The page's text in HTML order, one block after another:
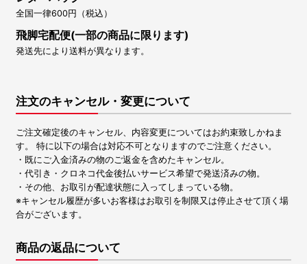
全国一律600円（税込）
飛脚宅配便(一部の商品に限ります)
発送先により送料が異なります。
注文のキャンセル・変更について
ご注文確定後のキャンセル、内容変更についてはお約束致しかねま
す。 特に以下の場合は対応不可となりますのでご注意ください。
・既にご入金済みの物のご返金を含めたキャンセル。
・代引き・クロネコ代金後払いサービス希望で発送済みの物。
・その他、お取引が配達状態に入ってしまっている物。
※キャンセル履歴が多いお客様はお取引を制限又は停止させて頂く場
合がございます。
商品の返品について